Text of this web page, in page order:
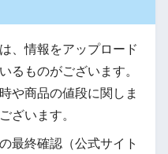
、情報をアップロード
るものがございます。
や商品の値段に関しま
ざいます。
最終確認（公式サイト